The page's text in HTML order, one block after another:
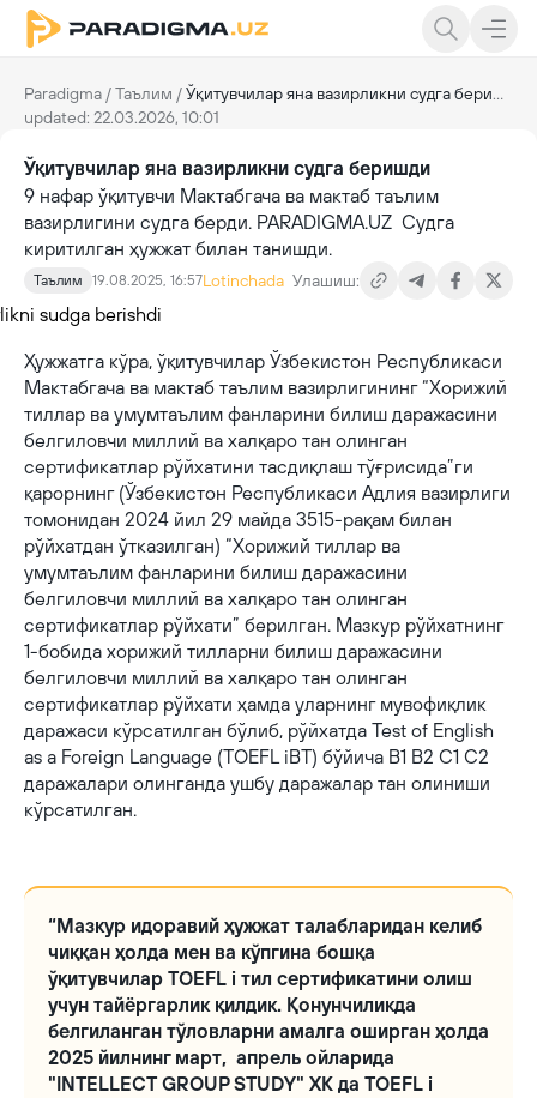
Paradigma /Таълим /Ўқитувчилар яна вазирликни судга беришди
updated: 22.03.2026, 10:01
Ўқитувчилар яна вазирликни судга беришди
9 нафар ўқитувчи Мактабгача ва мактаб таълим
вазирлигини судга берди. PARADIGMA.UZ Судга
киритилган ҳужжат билан танишди.
Таълим 19.08.2025, 16:57Lotinchada Улашиш:
Ҳужжатга кўра, ўқитувчилар Ўзбекистон Республикаси
Мактабгача ва мактаб таълим вазирлигининг “Хорижий
тиллар ва умумтаълим фанларини билиш даражасини
белгиловчи миллий ва халқаро тан олинган
сертификатлар рўйхатини тасдиқлаш тўғрисида”ги
қарорнинг (Ўзбекистон Республикаси Адлия вазирлиги
томонидан 2024 йил 29 майда 3515-рақам билан
рўйхатдан ўтказилган) “Хорижий тиллар ва
умумтаълим фанларини билиш даражасини
белгиловчи миллий ва халқаро тан олинган
сертификатлар рўйхати” берилган. Мазкур рўйхатнинг
1-бобида хорижий тилларни билиш даражасини
белгиловчи миллий ва халқаро тан олинган
сертификатлар рўйхати ҳамда уларнинг мувофиқлик
даражаси кўрсатилган бўлиб, рўйхатда Test of English
as a Foreign Language (TOEFL iBT) бўйича B1 B2 C1 C2
даражалари олинганда ушбу даражалар тан олиниши
кўрсатилган.
“Мазкур идоравий ҳужжат талабларидан келиб
чиққан ҳолда мен ва кўпгина бошқа
ўқитувчилар TOEFL i тил сертификатини олиш
учун тайёргарлик қилдик. Қонунчиликда
белгиланган тўловларни амалга оширган ҳолда
2025 йилнинг март, апрель ойларида
"INTELLECT GROUP STUDY" ХК да TOEFL i